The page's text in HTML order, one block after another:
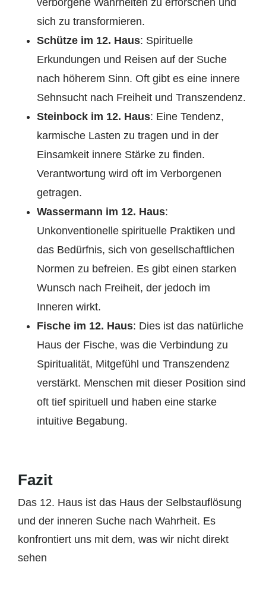
sich zu transformieren.
Schütze im 12. Haus: Spirituelle
Erkundungen und Reisen auf der Suche
nach höherem Sinn. Oft gibt es eine innere
Sehnsucht nach Freiheit und Transzendenz.
Steinbock im 12. Haus: Eine Tendenz,
karmische Lasten zu tragen und in der
Einsamkeit innere Stärke zu finden.
Verantwortung wird oft im Verborgenen
getragen.
Wassermann im 12. Haus:
Unkonventionelle spirituelle Praktiken und
das Bedürfnis, sich von gesellschaftlichen
Normen zu befreien. Es gibt einen starken
Wunsch nach Freiheit, der jedoch im
Inneren wirkt.
Fische im 12. Haus: Dies ist das natürliche
Haus der Fische, was die Verbindung zu
Spiritualität, Mitgefühl und Transzendenz
verstärkt. Menschen mit dieser Position sind
oft tief spirituell und haben eine starke
intuitive Begabung.
Fazit
Das 12. Haus ist das Haus der Selbstauflösung
und der inneren Suche nach Wahrheit. Es
konfrontiert uns mit dem, was wir nicht direkt
sehen